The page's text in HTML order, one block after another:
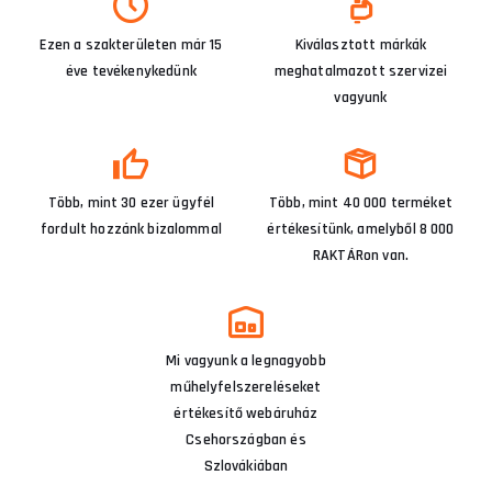
Ezen a szakterületen már 15
éve tevékenykedünk
Kiválasztott márkák
meghatalmazott szervizei
vagyunk
Több, mint 30 ezer ügyfél
fordult hozzánk bizalommal
Több, mint 40 000 terméket
értékesítünk, amelyből 8 000
RAKTÁRon van.
Mi vagyunk a legnagyobb
műhelyfelszereléseket
értékesítő webáruház
Csehországban és
Szlovákiában